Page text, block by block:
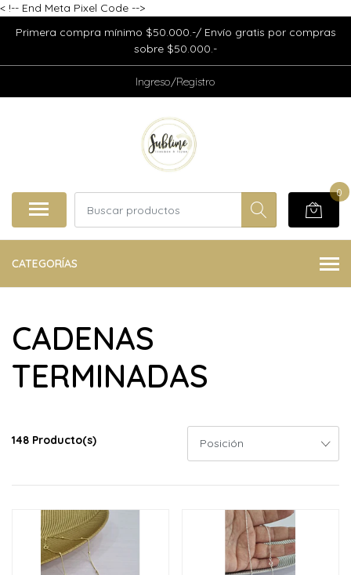
< !-- End Meta Pixel Code -->
Primera compra mínimo $50.000.-/ Envío gratis por compras
sobre $50.000.-
Ingreso/Registro
0
CATEGORÍAS
CADENAS
TERMINADAS
148 Producto(s)